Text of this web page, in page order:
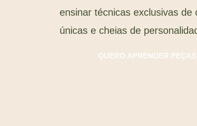
ensinar técnicas exclusivas de
únicas e cheias de
QUERO APRENDER